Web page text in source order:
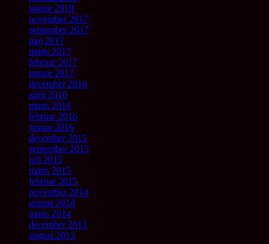
januar 2018
november 2017
september 2017
maj 2017
marts 2017
februar 2017
januar 2017
december 2016
april 2016
marts 2016
februar 2016
januar 2016
december 2015
september 2015
juli 2015
marts 2015
februar 2015
november 2014
august 2014
marts 2014
december 2013
august 2013